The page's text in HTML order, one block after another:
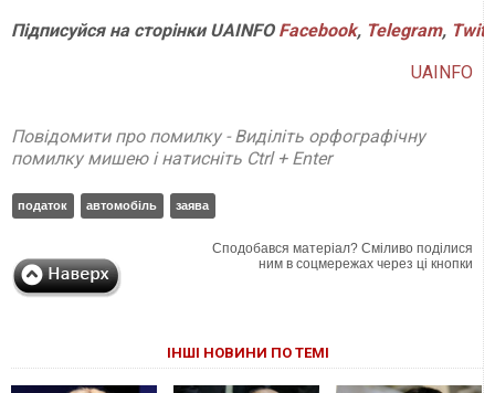
ПідписуйсянасторінкиUAINFO Facebook, Telegram,
UAINFO
Повідомити про помилку - Виділіть орфографічну
помилку мишею і натисніть Ctrl + Enter
податок автомобіль заява
Сподобався матеріал? Сміливо поділися
ним в соцмережах через ці кнопки
ІНШІ НОВИНИ ПО ТЕМІ